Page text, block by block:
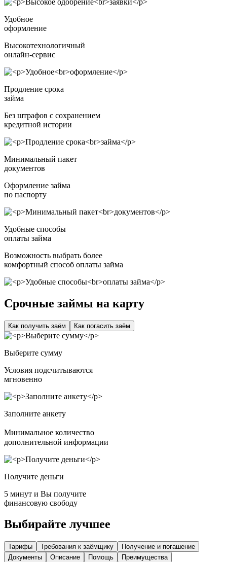
Удобное
оформление
Высокотехнологичный
онлайн-сервис
Продление срока
займа
Без штрафов с сохранением
кредитной истории
Минимальный пакет
документов
Оформление займа
по паспорту
Удобные способы
оплаты займа
Возможность выбрать более
комфортный способ оплаты займа
Срочные займы на карту
Как получить заём Как погасить заём
Выберите сумму
Условия подсчитываются
мгновенно
Заполните анкету
Минимальное количество
дополнительной информации
Получите деньги
5 минут и Вы получите
финансовую свободу
Выбирайте лучшее
Тарифы Требования к заёмщику
Получение и погашение
Документы
Описание Помощь Преимущества